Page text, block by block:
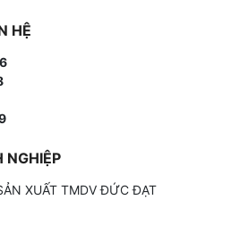
HỆ
NGHIỆP
XUẤT TMDV ĐỨC ĐẠT